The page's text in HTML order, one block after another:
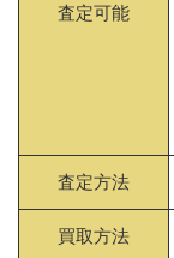
査定可能
査定方法
買取方法